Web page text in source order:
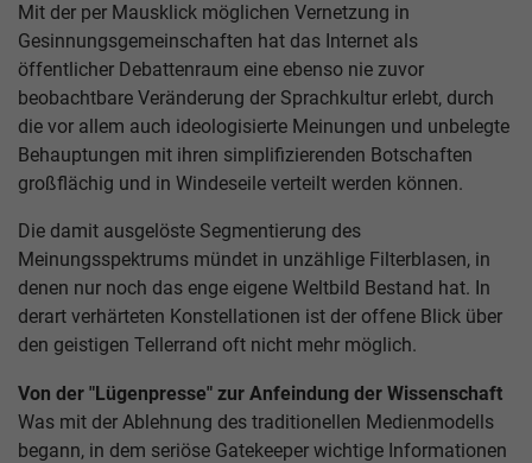
Mit der per Mausklick möglichen Vernetzung in
Gesinnungsgemeinschaften hat das Internet als
öffentlicher Debattenraum eine ebenso nie zuvor
beobachtbare Veränderung der Sprachkultur erlebt, durch
die vor allem auch ideologisierte Meinungen und unbelegte
Behauptungen mit ihren simplifizierenden Botschaften
großflächig und in Windeseile verteilt werden können.
Die damit ausgelöste Segmentierung des
Meinungsspektrums mündet in unzählige Filterblasen, in
denen nur noch das enge eigene Weltbild Bestand hat. In
derart verhärteten Konstellationen ist der offene Blick über
den geistigen Tellerrand oft nicht mehr möglich.
Von der "Lügenpresse" zur Anfeindung der Wissenschaft
Was mit der Ablehnung des traditionellen Medienmodells
begann, in dem seriöse Gatekeeper wichtige Informationen